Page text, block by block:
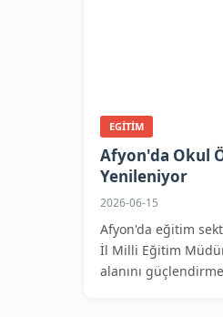
EGITIM
Afyon'da Okul
Yenileniyor
2026-06-15
Afyon'da eğitim
İl Milli Eğitim
alanını